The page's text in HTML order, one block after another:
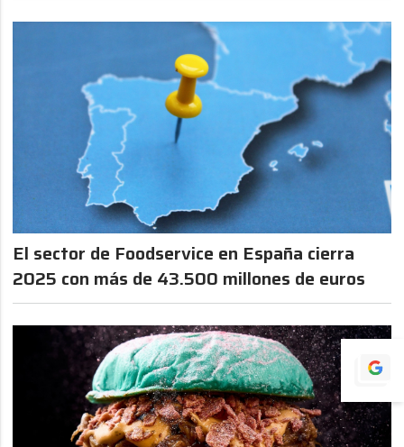
El sector de Foodservice en España cierra
2025 con más de 43.500 millones de euros